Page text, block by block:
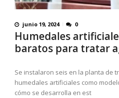
junio 19, 2024 0
Humedales
baratos para tratar
Se instalaron seis en la planta de
humedales artificiales como
cómo se desarrolla en est